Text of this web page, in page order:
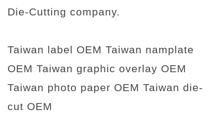
Die-Cutting company.
Taiwan label OEM Taiwan namplate
OEM Taiwan graphic overlay OEM
Taiwan photo paper OEM Taiwan die-
cut OEM